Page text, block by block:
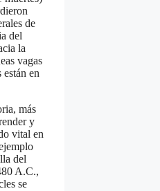
de
del
la
vagas
están en
más
y
vital en
del
A.C.,
se